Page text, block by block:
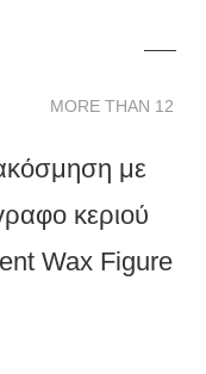
MORE THAN 12